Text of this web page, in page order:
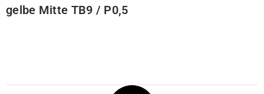
gelbe Mitte TB9 / P0,5